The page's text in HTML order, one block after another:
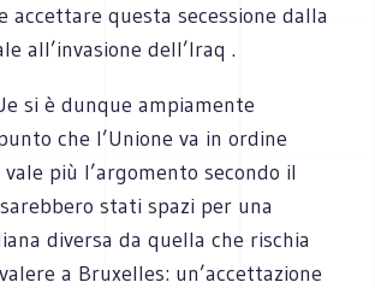
accettare questa secessione dalla
all’invasione dell’Iraq .
si è dunque ampiamente
che l’Unione va in ordine
più l’argomento secondo il
stati spazi per una
diversa da quella che rischia
a Bruxelles: un’accettazione